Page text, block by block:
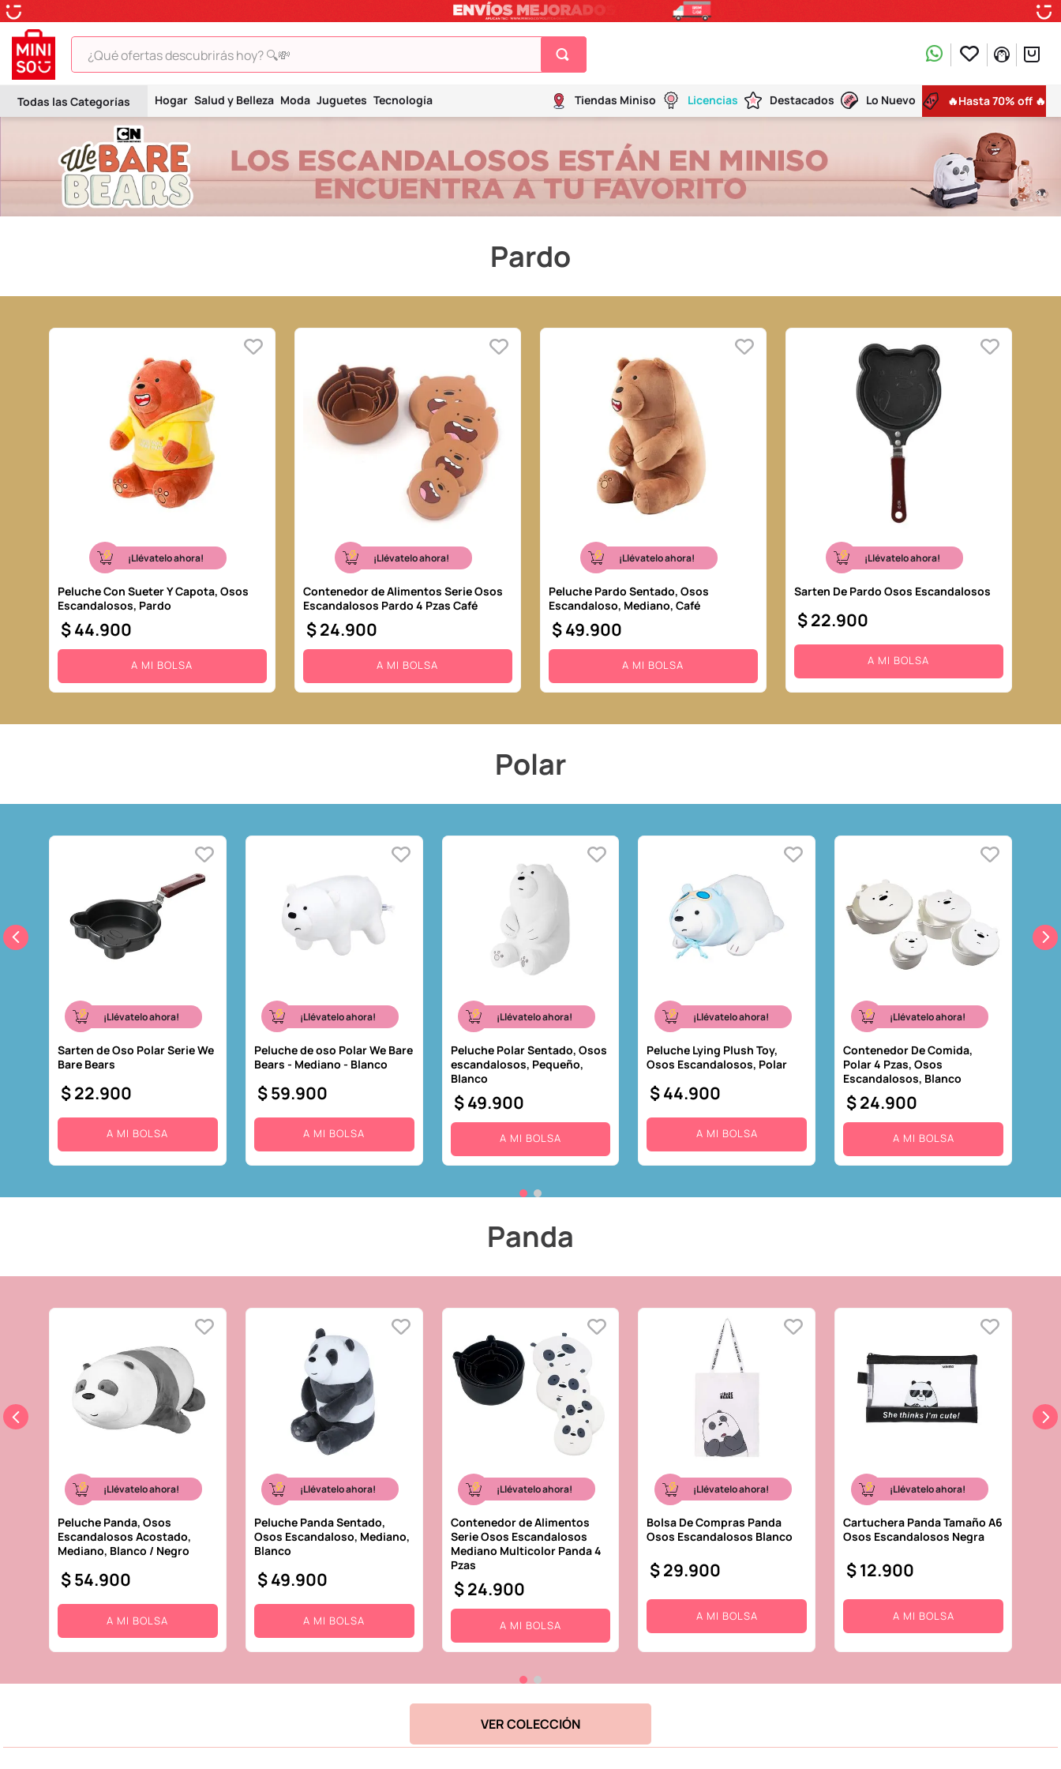
¿Qué ofertas descubrirás hoy? 🔍💸
Hogar Salud y Belleza Moda Juguetes Tecnología Tiendas Miniso Licencias Destacados Lo Nuevo 🔥Hasta 70% off 🔥
Pardo
¡Llévatelo ahora!
Peluche Con Sueter Y Capota, Osos
Escandalosos, Pardo
$44.900
A MI BOLSA
¡Llévatelo ahora!
Contenedor de Alimentos Serie Osos
Escandalosos Pardo 4 Pzas Café
$24.900
A MI BOLSA
¡Llévatelo ahora!
Peluche Pardo Sentado, Osos
Escandaloso, Mediano, Café
$49.900
A MI BOLSA
¡Llévatelo ahora!
Sarten De Pardo Osos Escandalosos
$22.900
A MI BOLSA
Polar
¡Llévatelo ahora!
Sarten de Oso Polar Serie We
Bare Bears
$22.900
A MI BOLSA
¡Llévatelo ahora!
Peluche de oso Polar We Bare
Bears - Mediano - Blanco
$59.900
A MI BOLSA
¡Llévatelo ahora!
Peluche Polar Sentado, Osos
escandalosos, Pequeño,
Blanco
$49.900
A MI BOLSA
¡Llévatelo ahora!
Peluche Lying Plush Toy,
Osos Escandalosos, Polar
$44.900
A MI BOLSA
¡Llévatelo ahora!
Contenedor De Comida,
Polar 4 Pzas, Osos
Escandalosos, Blanco
$24.900
A MI BOLSA
Panda
¡Llévatelo ahora!
Peluche Panda, Osos
Escandalosos Acostado,
Mediano, Blanco / Negro
$54.900
A MI BOLSA
¡Llévatelo ahora!
Peluche Panda Sentado,
Osos Escandaloso, Mediano,
Blanco
$49.900
A MI BOLSA
¡Llévatelo ahora!
Contenedor de Alimentos
Serie Osos Escandalosos
Mediano Multicolor Panda 4
Pzas
$24.900
A MI BOLSA
¡Llévatelo ahora!
Bolsa De Compras Panda
Osos Escandalosos Blanco
$29.900
A MI BOLSA
¡Llévatelo ahora!
Cartuchera Panda Tamaño A6
Osos Escandalosos Negra
$12.900
A MI BOLSA
VER COLECCIÓN
TÉRMINOS MÁS BUSCADOS
1.
peluche
2.
hello kitty
3.
snoopy
4.
ositos cariñositos
one piece